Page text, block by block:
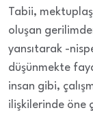
Tabii,
oluşan
yansıtarak -
düşünmekte
insan gibi,
ilişkilerinde öne